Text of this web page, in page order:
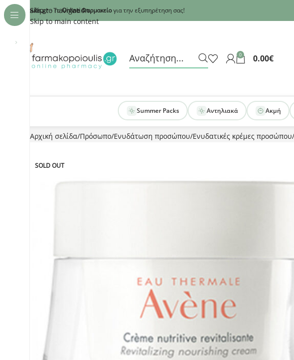
Skip to navigation
Skip to main content
›
- ΤοOnline Φαρμακείογια την εξυπηρέτηση σας!
0 0.00€
Summer Packs Αντηλιακά Ακμή
Αρχική σελίδα Πρόσωπο Ενυδάτωση προσώπου Ενυδατικές κρέμες προσώπου
SOLD OUT